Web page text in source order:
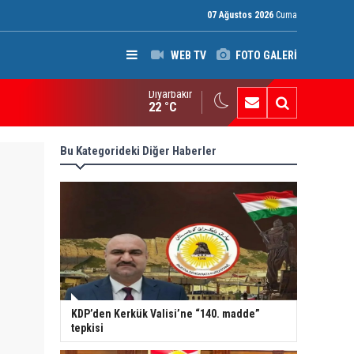
07 Ağustos 2026 Cuma
WEB TV FOTO GALERİ
Silah bırakmayan gruplara terör yasası uygulanacak
Diyarbakır
22 °C
Bu Kategorideki Diğer Haberler
KDP’den Kerkük Valisi’ne “140. madde”
tepkisi